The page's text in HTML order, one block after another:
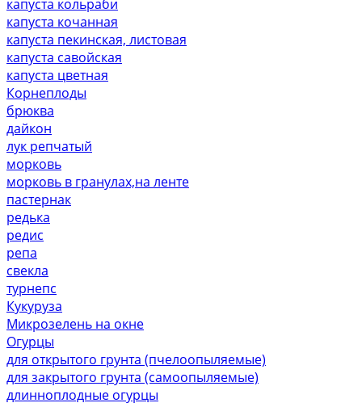
капуста кольраби
капуста кочанная
капуста пекинская, листовая
капуста савойская
капуста цветная
Корнеплоды
брюква
дайкон
лук репчатый
морковь
морковь в гранулах,на ленте
пастернак
редька
редис
репа
свекла
турнепс
Кукуруза
Микрозелень на окне
Огурцы
для открытого грунта (пчелоопыляемые)
для закрытого грунта (самоопыляемые)
длинноплодные огурцы